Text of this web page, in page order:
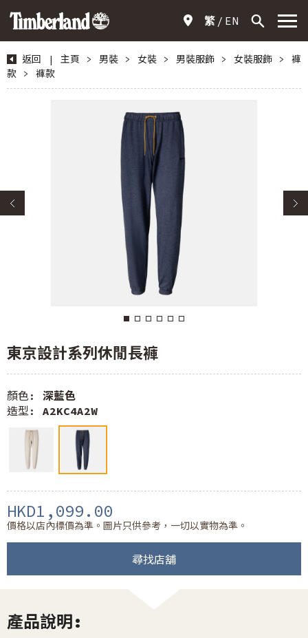
繁 EN
返回 | 主頁 > 男裝 > 女裝 > 男裝服飾 > 女裝服飾 >
褲
款
> 褲款
東京設計系列休閒長褲
顏色: 深藍色
造型: A2KC4A2W
HKD1,099.00
價格以店內標價為準。圖片只供參考，一切以實物為準。
尋找店舖
產品說明: